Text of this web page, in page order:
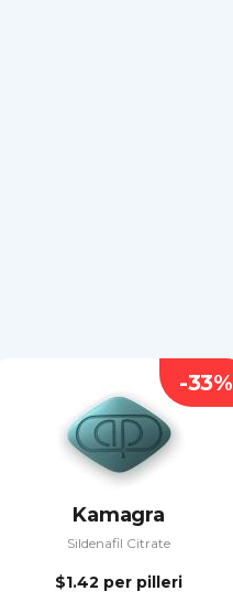
Kamagra
Sildenafil Citrate
$1.42 per pilleri
-33%